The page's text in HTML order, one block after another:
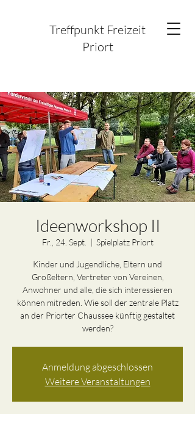
Treffpunkt Freizeit
Priort
Ideenworkshop II
Fr., 24. Sept.
  |
Spielplatz Priort
Kinder und Jugendliche, Eltern und
Großeltern, Vertreter von Vereinen,
Anwohner und alle, die sich interessieren
können mitreden. Wie soll der zentrale Platz
an der Priorter Chaussee künftig gestaltet
werden?
Anmeldung abgeschlossen
Weitere Veranstaltungen